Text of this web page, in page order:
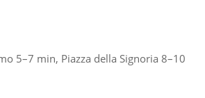
5–7 min, Piazza della Signoria 8–10